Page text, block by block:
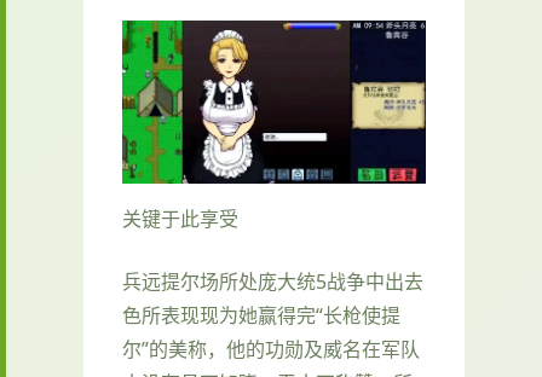
关键于此享受
兵远提尔场所处庞大统5战争中出去
色所表现现为她赢得完“长枪使提
尔”的美称，他的功勋及威名在军队